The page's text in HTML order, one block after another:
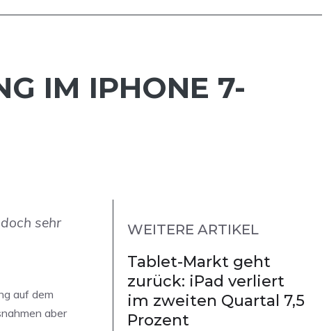
IM IPHONE 7-
sehr
auf dem
aber
WEITERE ARTIKEL
Tablet-Markt geht
zurück: iPad verliert
im zweiten Quartal 7,5
Prozent